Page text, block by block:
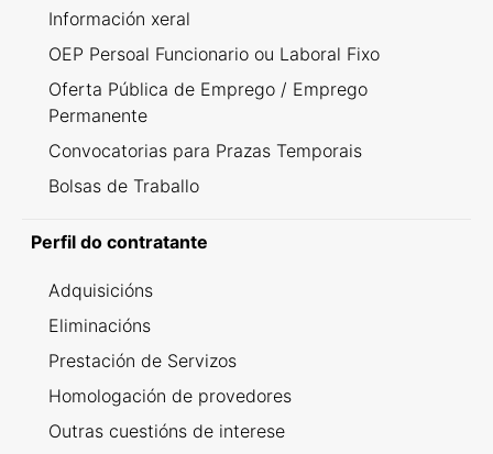
Información xeral
OEP Persoal Funcionario ou Laboral Fixo
Oferta Pública de Emprego / Emprego
Permanente
Convocatorias para Prazas Temporais
Bolsas de Traballo
Perfil do contratante
Adquisicións
Eliminacións
Prestación de Servizos
Homologación de provedores
Outras cuestións de interese